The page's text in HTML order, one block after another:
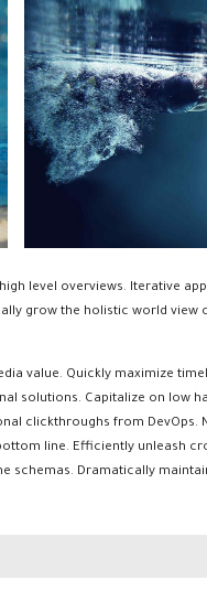
level overviews. Iterative
grow the holistic world view
value. Quickly maximize
solutions. Capitalize on low
clickthroughs from
line. Efficiently unleash
schemas. Dramatically